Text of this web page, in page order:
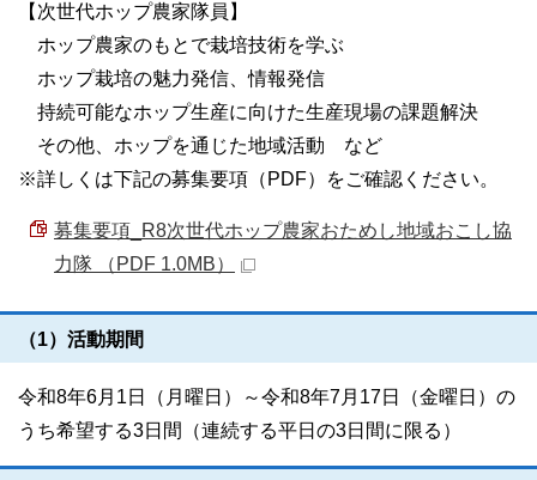
【次世代ホップ農家隊員】
ホップ農家のもとで栽培技術を学ぶ
ホップ栽培の魅力発信、情報発信
持続可能なホップ生産に向けた生産現場の課題解決
その他、ホップを通じた地域活動 など
※詳しくは下記の募集要項（PDF）をご確認ください。
募集要項_R8次世代ホップ農家おためし地域おこし協
力隊 （PDF 1.0MB）
（1）活動期間
令和8年6月1日（月曜日）～令和8年7月17日（金曜日）の
うち希望する3日間（連続する平日の3日間に限る）